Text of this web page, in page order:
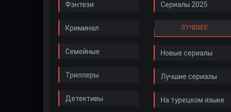
Фэнтези
Криминал
Семейные
Триллеры
Детективы
Сериалы 2025
ЛУЧШЕЕ
Новые сериалы
Лучшие сериалы
На турецком языке